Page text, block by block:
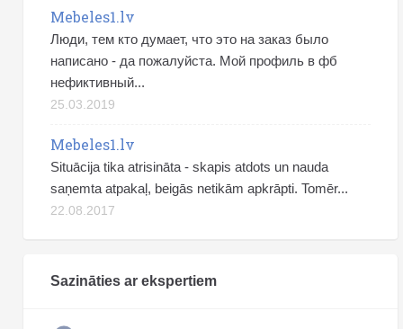
Mebeles1.lv
Люди, тем кто думает, что это на заказ было
написано - да пожалуйста. Мой профиль в фб
нефиктивный...
25.03.2019
Mebeles1.lv
Situācija tika atrisināta - skapis atdots un nauda
saņemta atpakaļ, beigās netikām apkrāpti. Tomēr...
22.08.2017
Sazināties ar ekspertiem